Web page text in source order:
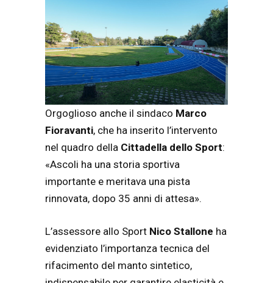
Orgoglioso anche il sindaco Marco
Fioravanti, che ha inserito l’intervento
nel quadro della Cittadella dello Sport:
«Ascoli ha una storia sportiva
importante e meritava una pista
rinnovata, dopo 35 anni di attesa».
L’assessore allo Sport Nico Stallone ha
evidenziato l’importanza tecnica del
rifacimento del manto sintetico,